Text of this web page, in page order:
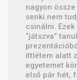
nagyon
senki nem
csinálni.
“játszva”
ittlétem alatt
egyetemet
első pár hét,